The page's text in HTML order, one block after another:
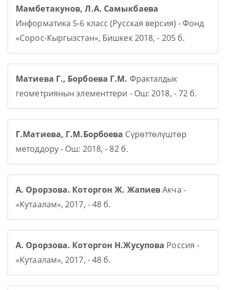
Мамбетакунов, Л.А. Самыкбаева
Информатика 5-6 класс (Русская версия) - Фонд
«Сорос-Кыргызстан», Бишкек 2018, - 205 б.
Матиева Г., Борбоева Г.М. Фракталдык
геометриянын элементтери - Ош: 2018, - 72 б.
Г.Матиева, Г.М.Борбоева Сүрөттөлүштөр
методдору - Ош: 2018, - 82 б.
А. Орорзова. Которгон Ж. ЖапиевАкча -
«Кутаалам», 2017, - 48 б.
А. Орорзова. Которгон Н.Жусупова Россия -
«Кутаалам», 2017, - 48 б.